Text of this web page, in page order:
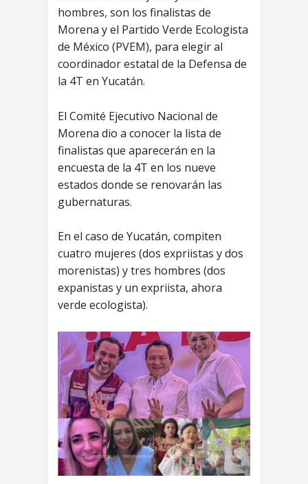
hombres, son los finalistas de
Morena y el Partido Verde Ecologista
de México (PVEM), para elegir al
coordinador estatal de la Defensa de
la 4T en Yucatán.
El Comité Ejecutivo Nacional de
Morena dio a conocer la lista de
finalistas que aparecerán en la
encuesta de la 4T en los nueve
estados donde se renovarán las
gubernaturas.
En el caso de Yucatán, compiten
cuatro mujeres (dos expriistas y dos
morenistas) y tres hombres (dos
expanistas y un expriista, ahora
verde ecologista).